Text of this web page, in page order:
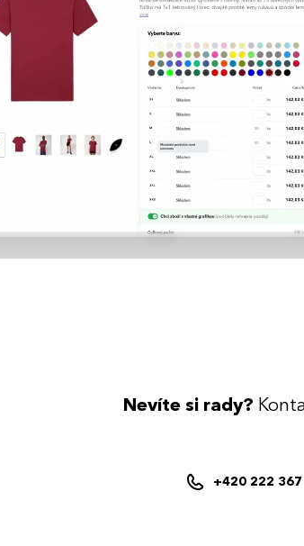
Nevíte si rady?
+420 222